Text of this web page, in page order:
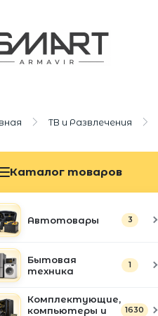
ТВ и Развлечения
Каталог товаров
Автотовары 3
Бытовая
техника
1
Комплектующие,
компьютеры и
1630